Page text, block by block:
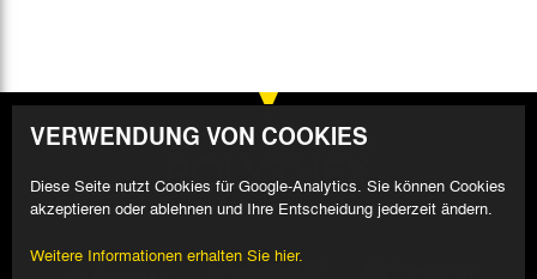
VERWENDUNG VON COOKIES
Diese Seite nutzt Cookies für Google-Analytics. Sie können Cookies
akzeptieren oder ablehnen und Ihre Entscheidung jederzeit ändern.
Weitere Informationen erhalten Sie hier.